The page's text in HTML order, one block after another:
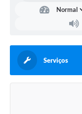
Serviços